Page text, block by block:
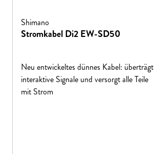
Shimano
Stromkabel Di2 EW-SD50
Neu entwickeltes dünnes Kabel: überträgt
interaktive Signale und versorgt alle Teile
mit Strom